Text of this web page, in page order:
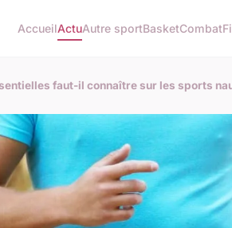
AccueilActuAutre sportBasketCombat
faut-il connaître sur les sports